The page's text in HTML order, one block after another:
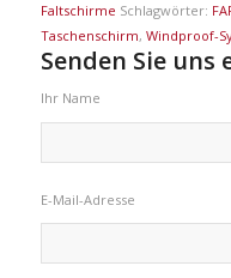
Faltschirme Schlagwörter:
Taschenschirm, Windproof-
Senden Sie uns
Ihr Name
E-Mail-Adresse